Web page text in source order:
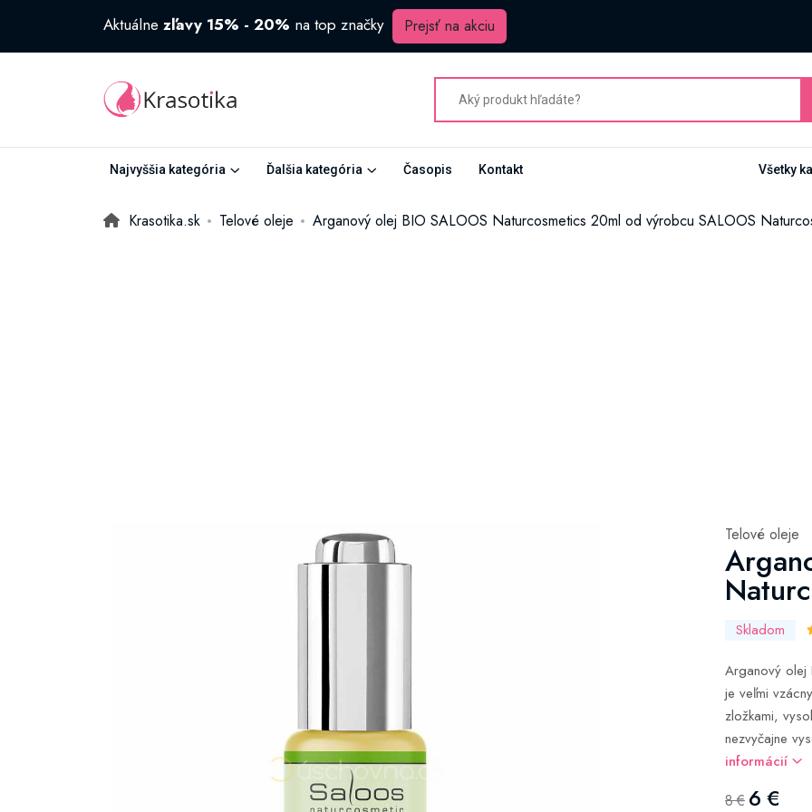
Aktuálne zľavy 15% - 20% na top značky Prejsť na akciu
Najvyššia kategória Ďalšia kategória Časopis Kontakt Všetky
Krasotika.sk Telové oleje Arganový olej BIO SALOOS Naturcosmetics 20ml od výrobcu SALOOS
Telové oleje
Skladom
Arganový olej
je veľmi
zložkami,
nezvyčajne
informácií
8 € 6 €